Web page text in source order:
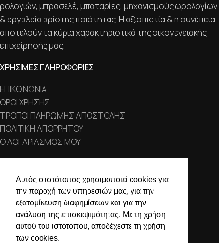
Αυτός ο ιστότοπος χρησιμοποιεί cookies για
την παροχή των υπηρεσιών μας, για την
εξατομίκευση διαφημίσεων και για την
ανάλυση της επισκεψιμότητας. Με τη χρήση
αυτού του ιστότοπου, αποδέχεστε τη χρήση
των cookies.
ρολογιών, μπρασελέ, μπαταρίες, μηχανισμούς ωρολογίων
& εργαλεία αρίστης ποιότητας. Η αξιοπιστία & η συνέπεια
αποτελούν τα κύρια χαρακτηριστικά της οικογενειακής
επιχείρησής μας.
ΧΡΗΣΙΜΕΣ ΠΛΗΡΟΦΟΡΙΕΣ
ΕΠΙΚΟΙΝΩΝΙΑ
ΟΡΟΙ ΧΡΗΣΗΣ
ΤΡΟΠΟΙ ΠΛΗΡΩΜΗΣ ΑΠΟΣΤΟΛΗΣ
ΠΟΛΙΤΙΚΗ ΑΠΟΡΡΗΤΟΥ
Ο ΛΟΓΑΡΙΑΣΜΟΣ ΜΟΥ
Χαλκιδικής 19, 546 43,
Θεσσαλονίκη
2310 839 188
2310 850 606